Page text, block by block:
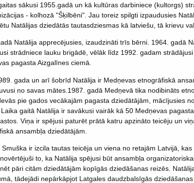
sākusi 1955.gadā un kā kultūras darbiniece (kultorgs)
- kolhozā "Šķilbēni". Jau toreiz spilgti izpaudusies
Natālijas dziedātās tautasdziesmas kā latviešu, tā krievu
Natālija apprecējusies, izaudzināti trīs bērni. 1964. gadā
strādniece lauku brigādē, vēlāk līdz 1992. gadam
pagasta Aizgalīnes ciemā.
gada un arī šobrīd Natālija ir Medņevas etnogrāfiskā
no savas mātes.1987. gadā Medņevā tika nodibināts
pie gados vecākajām pagasta dziedātājām, mācījusies
gaitā Natālija ir savākusi vairāk kā 50 Medņevas
Viņa ir spējusi paturēt prātā katru apzināto teicēju un
ansambļa dziedātājām.
Smuška ir izcila tautas teicēja un viena no retajām Latvijā,
to, ka Natālija spējusi būt ansambļa
pāri citām dziedātājām kopīgās dziedāšanas reizēs.
tādejādi nepārkāpjot Latgales daudzbalsīgās